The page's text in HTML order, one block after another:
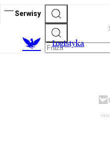
Serwisy
Logistyka